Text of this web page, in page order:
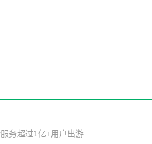
务超过1亿+用户出游